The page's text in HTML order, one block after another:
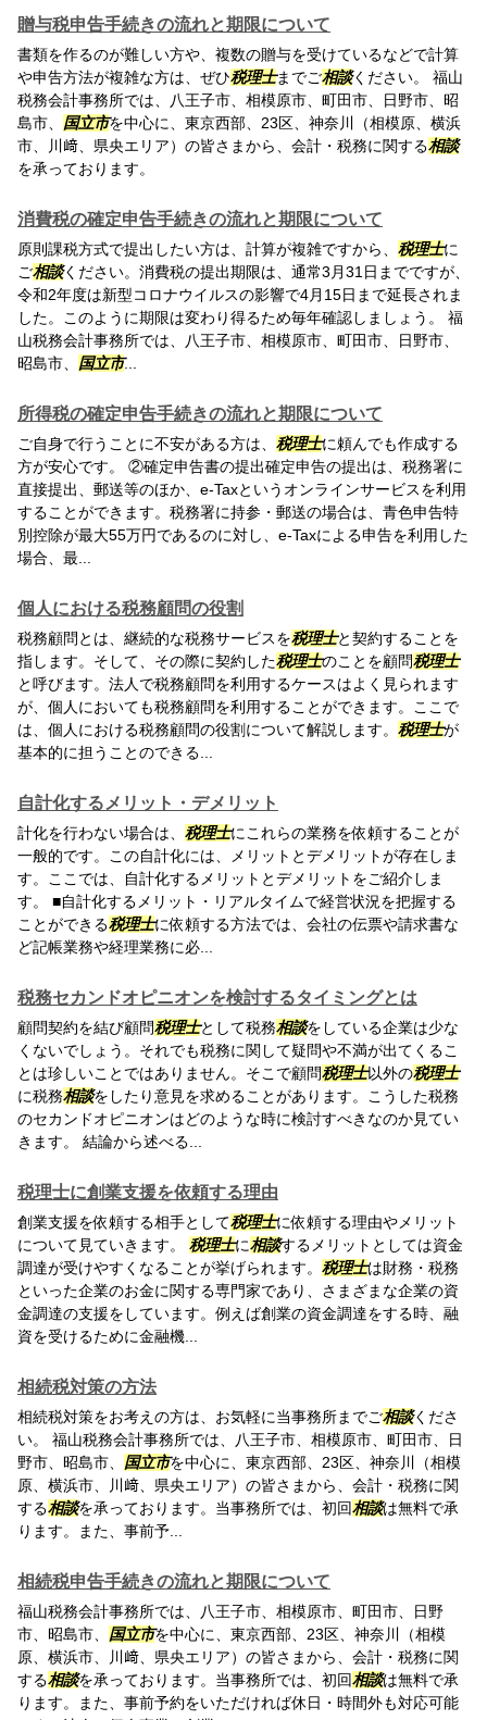
贈与税申告手続きの流れと期限について
書類を作るのが難しい方や、複数の贈与を受けているなどで計算
や申告方法が複雑な方は、ぜひ税理士までご相談ください。 福山
税務会計事務所では、八王子市、相模原市、町田市、日野市、昭
島市、 国立市を中心に、東京西部、23区、神奈川（相模原、横浜
市、川﨑、県央エリア）の皆さまから、会計・税務に関する相談
を承っております。
消費税の確定申告手続きの流れと期限について
原則課税方式で提出したい方は、計算が複雑ですから、 税理士に
ご相談ください。消費税の提出期限は、通常3月31日までですが、
令和2年度は新型コロナウイルスの影響で4月15日まで延長されま
した。このように期限は変わり得るため毎年確認しましょう。 福
山税務会計事務所では、八王子市、相模原市、町田市、日野市、
昭島市、 国立市...
所得税の確定申告手続きの流れと期限について
ご自身で行うことに不安がある方は、 税理士に頼んでも作成する
方が安心です。 ②確定申告書の提出確定申告の提出は、税務署に
直接提出、郵送等のほか、e-Taxというオンラインサービスを利用
することができます。税務署に持参・郵送の場合は、青色申告特
別控除が最大55万円であるのに対し、e-Taxによる申告を利用した
場合、最...
個人における税務顧問の役割
税務顧問とは、継続的な税務サービスを税理士と契約することを
指します。そして、その際に契約した税理士のことを顧問税理士
と呼びます。法人で税務顧問を利用するケースはよく見られます
が、個人においても税務顧問を利用することができます。ここで
は、個人における税務顧問の役割について解説します。 税理士が
基本的に担うことのできる...
自計化するメリット・デメリット
計化を行わない場合は、 税理士にこれらの業務を依頼することが
一般的です。この自計化には、メリットとデメリットが存在しま
す。ここでは、自計化するメリットとデメリットをご紹介しま
す。 ■自計化するメリット・リアルタイムで経営状況を把握する
ことができる税理士に依頼する方法では、会社の伝票や請求書な
ど記帳業務や経理業務に必...
税務セカンドオピニオンを検討するタイミングとは
顧問契約を結び顧問税理士として税務相談をしている企業は少な
くないでしょう。それでも税務に関して疑問や不満が出てくるこ
とは珍しいことではありません。そこで顧問税理士以外の税理士
に税務相談をしたり意見を求めることがあります。こうした税務
のセカンドオピニオンはどのような時に検討すべきなのか見てい
きます。 結論から述べる...
税理士に創業支援を依頼する理由
創業支援を依頼する相手として税理士に依頼する理由やメリット
について見ていきます。 税理士に相談するメリットとしては資金
調達が受けやすくなることが挙げられます。 税理士は財務・税務
といった企業のお金に関する専門家であり、さまざまな企業の資
金調達の支援をしています。例えば創業の資金調達をする時、融
資を受けるために金融機...
相続税対策の方法
相続税対策をお考えの方は、お気軽に当事務所までご相談くださ
い。 福山税務会計事務所では、八王子市、相模原市、町田市、日
野市、昭島市、 国立市を中心に、東京西部、23区、神奈川（相模
原、横浜市、川﨑、県央エリア）の皆さまから、会計・税務に関
する相談を承っております。当事務所では、初回相談は無料で承
ります。また、事前予...
相続税申告手続きの流れと期限について
福山税務会計事務所では、八王子市、相模原市、町田市、日野
市、昭島市、 国立市を中心に、東京西部、23区、神奈川（相模
原、横浜市、川﨑、県央エリア）の皆さまから、会計・税務に関
する相談を承っております。当事務所では、初回相談は無料で承
ります。また、事前予約をいただければ休日・時間外も対応可能